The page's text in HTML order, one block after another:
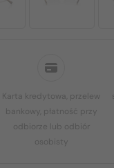
Karta kredytowa, przelew
bankowy, płatność przy
odbiorze lub odbiór
osobisty